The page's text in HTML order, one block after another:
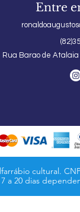
Entre
Rua Barao de
alfarrábio
a 20 dias